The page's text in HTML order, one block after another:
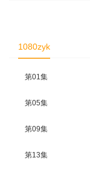
1080zyk
第01集
第05集
第09集
第13集